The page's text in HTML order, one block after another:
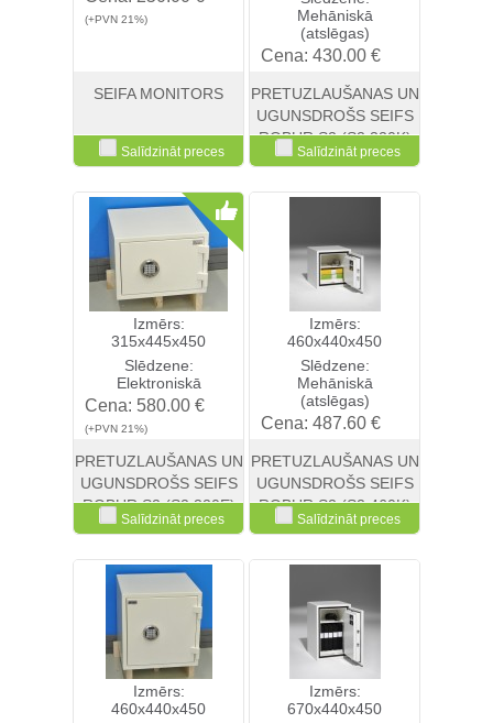
(+PVN 21%)
SEIFA MONITORS
Skatīt Pirkt
Salīdzināt preces
Mehāniskā
(atslēgas)
Cena: 430.00 €
PRETUZLAUŠANAS UN
UGUNSDROŠS SEIFS
ROBUR S2 (S2 320K)
Skatīt Pirkt
Salīdzināt preces
Izmērs:
315x445x450
Slēdzene:
Elektroniskā
Cena: 580.00 €
(+PVN 21%)
PRETUZLAUŠANAS UN
UGUNSDROŠS SEIFS
ROBUR S2 (S2 320E)
Skatīt Pirkt
Salīdzināt preces
Izmērs:
460x440x450
Slēdzene:
Mehāniskā
(atslēgas)
Cena: 487.60 €
PRETUZLAUŠANAS UN
UGUNSDROŠS SEIFS
ROBUR S2 (S2 460K)
Skatīt Pirkt
Salīdzināt preces
Izmērs:
460x440x450
Izmērs:
670x440x450